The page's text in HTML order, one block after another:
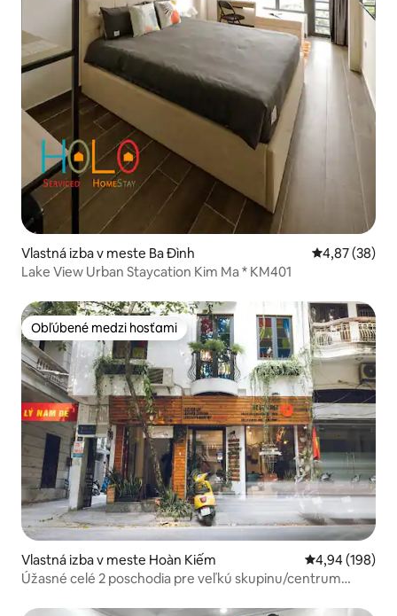
Vlastná izba v meste Ba Đình Priemerné
4,87 (38)
Lake View Urban Staycation Kim Ma * KM401
Obľúbené medzi hosťami
Obľúbené medzi hosťami
Vlastná izba v meste Hoàn Kiếm Priemerné
4,94 (198)
Úžasné celé 2 poschodia pre veľkú skupinu/centrum